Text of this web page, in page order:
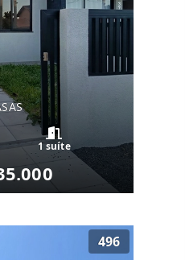
1 suíte
496